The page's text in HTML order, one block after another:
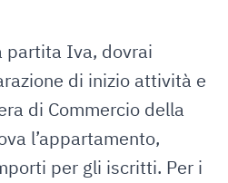
partita Iva, dovrai
di inizio attività e
di Commercio della
l’appartamento,
per gli iscritti. Per i